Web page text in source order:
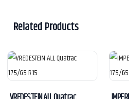
Related Products